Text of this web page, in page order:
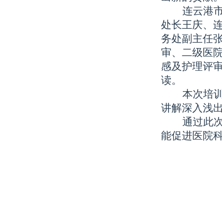
连云港
处长王庆、
务处副主任
审、二级医
感及护理评
读。
本次培
讲解深入浅
通过此
能促进医院